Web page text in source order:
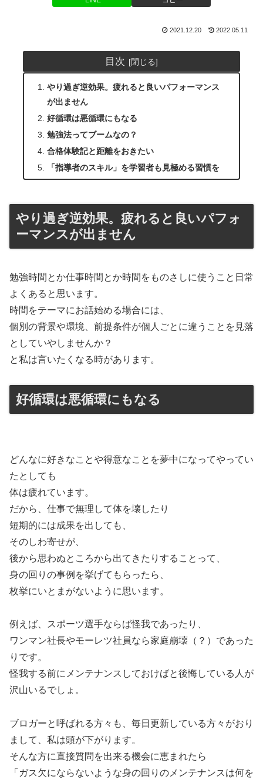
2021.12.20 2022.05.11
目次
やり過ぎ逆効果。疲れると良いパフォーマンス
が出ません
好循環は悪循環にもなる
勉強法ってブームなの？
合格体験記と距離をおきたい
「指導者のスキル」を学習者も見極める習慣を
やり過ぎ逆効果。疲れると良いパフォ
ーマンスが出ません
勉強時間とか仕事時間とか時間をものさしに使うこと日常
よくあると思います。
時間をテーマにお話始める場合には、
個別の背景や環境、前提条件が個人ごとに違うことを見落
としていやしませんか？
と私は言いたくなる時があります。
好循環は悪循環にもなる
どんなに好きなことや得意なことを夢中になってやってい
たとしても
体は疲れています。
だから、仕事で無理して体を壊したり
短期的には成果を出しても、
そのしわ寄せが、
後から思わぬところから出てきたりすることって、
身の回りの事例を挙げてもらったら、
枚挙にいとまがないように思います。
例えば、スポーツ選手ならば怪我であったり、
ワンマン社長やモーレツ社員なら家庭崩壊（？）であった
りです。
怪我する前にメンテナンスしておけばと後悔している人が
沢山いるでしょ。
ブロガーと呼ばれる方々も、毎日更新している方々がおり
まして、私は頭が下がります。
そんな方に直接質問を出来る機会に恵まれたら
「ガス欠にならないような身の回りのメンテナンスは何を